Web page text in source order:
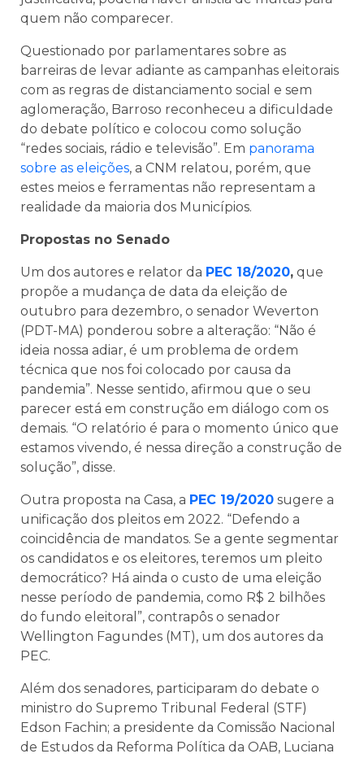
quem não comparecer.
Questionado por parlamentares sobre as
barreiras de levar adiante as campanhas eleitorais
com as regras de distanciamento social e sem
aglomeração, Barroso reconheceu a dificuldade
do debate político e colocou como solução
“redes sociais, rádio e televisão”. Em panorama
sobre as eleições, a CNM relatou, porém, que
estes meios e ferramentas não representam a
realidade da maioria dos Municípios.
Propostas no Senado
Um dos autores e relator da PEC 18/2020, que
propõe a mudança de data da eleição de
outubro para dezembro, o senador Weverton
(PDT-MA) ponderou sobre a alteração: “Não é
ideia nossa adiar, é um problema de ordem
técnica que nos foi colocado por causa da
pandemia”. Nesse sentido, afirmou que o seu
parecer está em construção em diálogo com os
demais. “O relatório é para o momento único que
estamos vivendo, é nessa direção a construção de
solução”, disse.
Outra proposta na Casa, a PEC 19/2020 sugere a
unificação dos pleitos em 2022. “Defendo a
coincidência de mandatos. Se a gente segmentar
os candidatos e os eleitores, teremos um pleito
democrático? Há ainda o custo de uma eleição
nesse período de pandemia, como R$ 2 bilhões
do fundo eleitoral”, contrapôs o senador
Wellington Fagundes (MT), um dos autores da
PEC.
Além dos senadores, participaram do debate o
ministro do Supremo Tribunal Federal (STF)
Edson Fachin; a presidente da Comissão Nacional
de Estudos da Reforma Política da OAB, Luciana